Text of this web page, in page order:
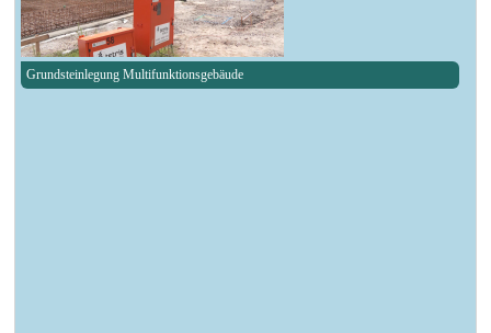
Grundsteinlegung Multifunktionsgebäude